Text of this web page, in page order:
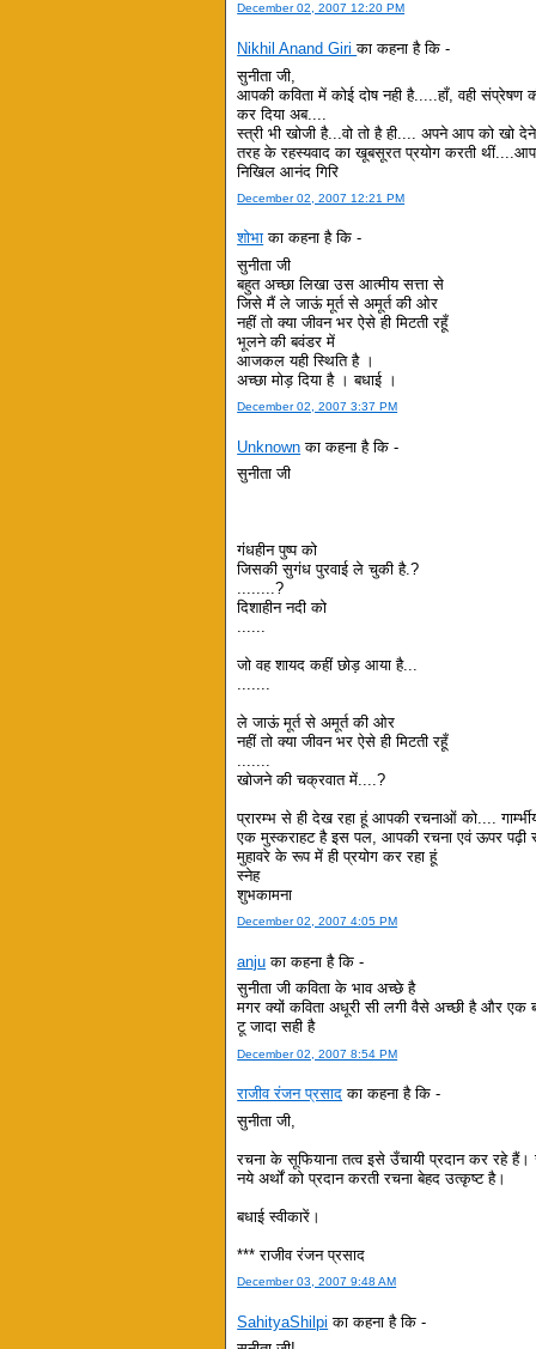
December 02, 2007 12:20 PM
Nikhil Anand Giriका कहना है कि -
सुनीता जी,
आपकी कविता में कोई दोष नही है.....हाँ, वही
कर दिया अब....
स्त्री भी खोजी है...वो तो है ही.... अपने आप को खो
तरह के रहस्यवाद का खूबसूरत प्रयोग करती
निखिल आनंद गिरि
December 02, 2007 12:21 PM
शोभा का कहना है कि -
सुनीता जी
बहुत अच्छा लिखा उस आत्मीय सत्ता से
जिसे मैं ले जाऊं मूर्त से अमूर्त की ओर
नहीं तो क्या जीवन भर ऐसे ही मिटती रहूँ
भूलने की बवंडर में
आजकल यही स्थिति है ।
अच्छा मोड़ दिया है । बधाई ।
December 02, 2007 3:37 PM
Unknown का कहना है कि -
सुनीता जी
गंधहीन पुष्प को
जिसकी सुगंध पुरवाई ले चुकी है.?
........?
दिशाहीन नदी को
......
जो वह शायद कहीं छोड़ आया है...
.......
ले जाऊं मूर्त से अमूर्त की ओर
नहीं तो क्या जीवन भर ऐसे ही मिटती रहूँ
.......
खोजने की चक्रवात में....?
प्रारम्भ से ही देख रहा हूं आपकी रचनाओं को....
एक मुस्कराहट है इस पल, आपकी रचना एवं ऊपर पढ़ी
मुहावरे के रूप में ही प्रयोग कर रहा हूं
स्नेह
शुभकामना
December 02, 2007 4:05 PM
anju का कहना है कि -
सुनीता जी कविता के भाव अच्छे है
मगर क्यों कविता अधूरी सी लगी वैसे अच्छी है और
टू जादा सही है
December 02, 2007 8:54 PM
राजीव रंजन प्रसाद का कहना है कि -
सुनीता जी,
रचना के सूफियाना तत्व इसे उँचायी प्रदान कर रहे हैं।
नये अर्थों को प्रदान करती रचना बेहद उत्कृष्ट है।
बधाई स्वीकारें।
*** राजीव रंजन प्रसाद
December 03, 2007 9:48 AM
SahityaShilpi का कहना है कि -